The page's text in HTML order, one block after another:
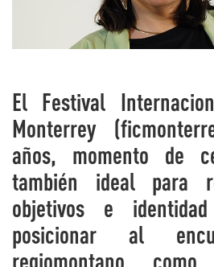
El Festival
Monterrey
años, momento de
también ideal para
objetivos e
posicionar al
regiomontano